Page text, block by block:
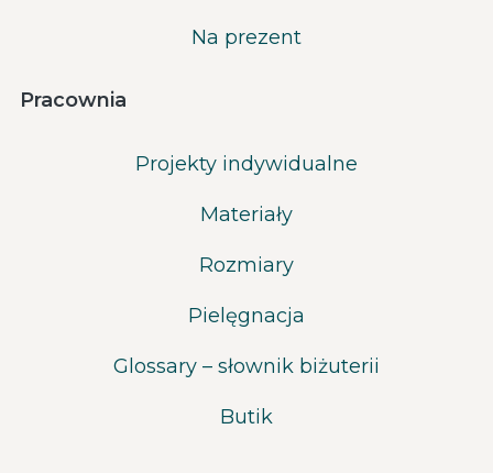
Na prezent
Pracownia
Projekty indywidualne
Materiały
Rozmiary
Pielęgnacja
Glossary – słownik biżuterii
Butik